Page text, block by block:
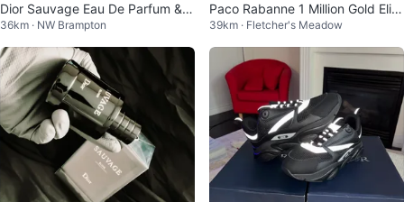
Dior Sauvage Eau De Parfum & E
au Forte Travel Sprays (10ml)
36km · NW Brampton
Paco Rabanne 1 Million Gold Elixi
r Parfum Intense
39km · Fletcher's Meadow